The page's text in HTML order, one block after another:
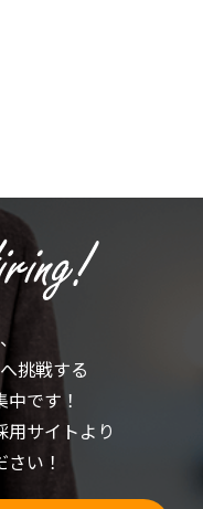
挑戦する
です！
用サイトより
い！